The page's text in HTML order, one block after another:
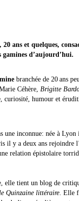
20 ans et quelques,
gamines d’aujourd’hui.
branchée de 20 ans
Céhère, Brigitte
curiosité, humour et
une inconnue: née à
il y a deux ans rejoindre
relation épistolaire
elle tient un blog de
Quinzaine littéraire. Elle